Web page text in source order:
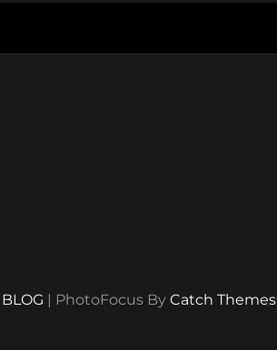
BLOG PhotoFocus By Catch Themes